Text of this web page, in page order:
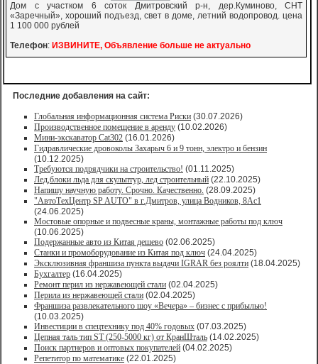
Дом с участком 6 соток Дмитровский р-н, дер.Куминово, СНТ
«Заречный», хороший подъезд, свет в доме, летний водопровод. цена
1 100 000 рублей
Телефон: ИЗВИНИТЕ, Объявление больше не актуально
Последние добавления на сайт:
Глобальная информационная система Риски (30.07.2026)
Производственное помещение в аренду (10.02.2026)
Мини-экскаватор Cat302 (16.01.2026)
Гидравлические дровоколы Захарыч 6 и 9 тонн, электро и бензин
(10.12.2025)
Требуются подрядчики на строительство! (01.11.2025)
Лед,блоки льда для скульптур, лед строительный (22.10.2025)
Напишу научную работу. Срочно. Качественно. (28.09.2025)
"АвтоТехЦентр SP AUTO" в г.Дмитров, улица Водников, 8Ас1
(24.06.2025)
Мостовые опорные и подвесные краны, монтажные работы под ключ
(10.06.2025)
Подержанные авто из Китая дешево (02.06.2025)
Станки и промоборудование из Китая под ключ (24.04.2025)
Эксклюзивная франшиза пункта выдачи IGRAR без роялти (18.04.2025)
Бухгалтер (16.04.2025)
Ремонт перил из нержавеющей стали (02.04.2025)
Перила из нержавеющей стали (02.04.2025)
Франшиза развлекательного шоу «Вечера» – бизнес с прибылью!
(10.03.2025)
Инвестиции в спецтехнику под 40% годовых (07.03.2025)
Цепная таль тип ST (250-5000 кг) от КранШталь (14.02.2025)
Поиск партнеров и оптовых покупателей (04.02.2025)
Репетитор по математике (22.01.2025)